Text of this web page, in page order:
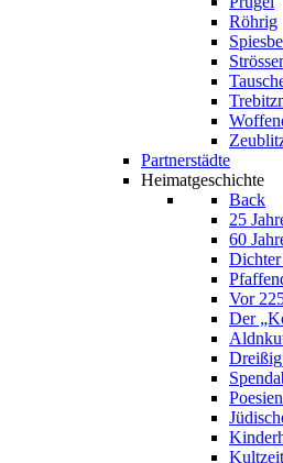
Röhrig
Partnerstädte
Heimatgeschichte
Back
25
60
Vor
Der